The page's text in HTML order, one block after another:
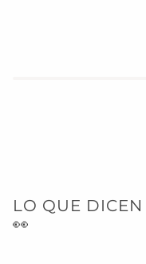
LO QUE DICEN
👀